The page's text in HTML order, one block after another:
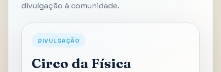
divulgação à comunidade.
DIVULGAÇÃO
Circo da Física